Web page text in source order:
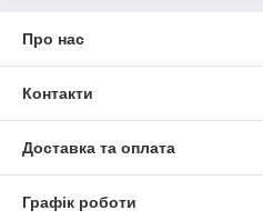
Про нас
Контакти
Доставка та оплата
Графік роботи